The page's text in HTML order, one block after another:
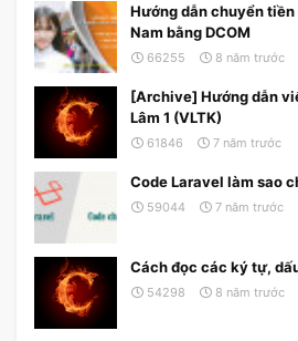
Hướng dẫn chuyển
Nam bằng DCOM
66255 8 năm trước
[Archive] Hướng dẫn
Lâm 1 (VLTK)
61846 7 năm trước
Code Laravel làm sao
59044 7 năm trước
Cách đọc các ký tự,
54298 8 năm trước